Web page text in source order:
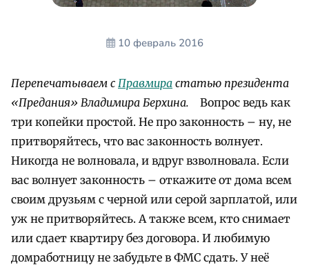
10 февраль 2016
Перепечатываем с Правмира статью президента
«Предания» Владимира Берхина.
Вопрос ведь как
три копейки простой. Не про законность – ну, не
притворяйтесь, что вас законность волнует.
Никогда не волновала, и вдруг взволновала. Если
вас волнует законность – откажите от дома всем
своим друзьям с черной или серой зарплатой, или
уж не притворяйтесь. А также всем, кто снимает
или сдает квартиру без договора. И любимую
домработницу не забудьте в ФМС сдать. У неё